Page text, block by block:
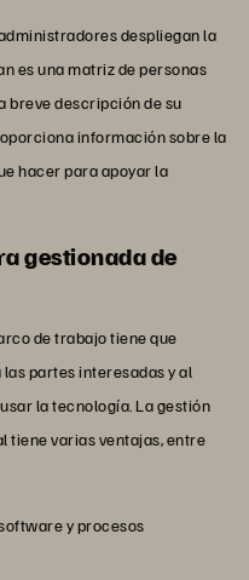
despliegan la
es una matriz de personas
breve descripción de su
información sobre la
hacer para apoyar la
gestionada de
de trabajo tiene que
partes interesadas y al
la tecnología. La gestión
tiene varias ventajas, entre
y procesos